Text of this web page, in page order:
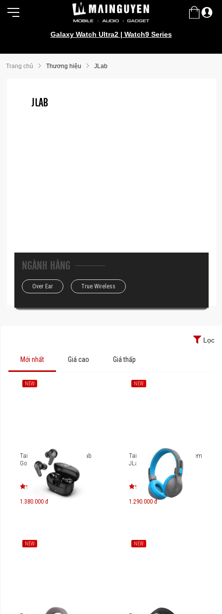
Galaxy Watch Ultra2 | Watch9 Series
Samsung Galaxy Z Fold8 | Z Flip8
Trang chủ Thương hiệu JLab
JLAB
NGÀNH HÀNG
Over Ear True Wireless
Lọc
Mới nhất Giá cao Giá thấp
NEW
Tai nghe True Wireless JLab
Go Pods ANC
1.380.000 đ
NEW
Tai nghe Over-ear cho trẻ em
JLab JBuddies Studio 2
1.290.000 đ
NEW NEW